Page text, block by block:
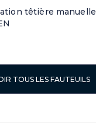
têtière manuelle
TOUS LES FAUTEUILS